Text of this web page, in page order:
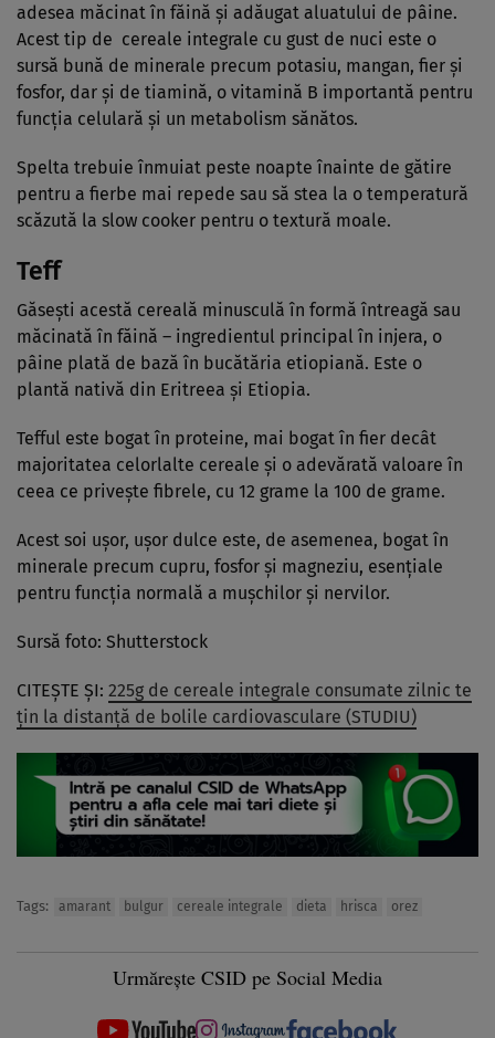
adesea măcinat în făină și adăugat aluatului de pâine.
Acest tip de cereale integrale cu gust de nuci este o
sursă bună de minerale precum potasiu, mangan, fier și
fosfor, dar și de tiamină, o vitamină B importantă pentru
funcția celulară și un metabolism sănătos.
Spelta trebuie înmuiat peste noapte înainte de gătire
pentru a fierbe mai repede sau să stea la o temperatură
scăzută la slow cooker pentru o textură moale.
Teff
Găsești acestă cereală minusculă în formă întreagă sau
măcinată în făină – ingredientul principal în injera, o
pâine plată de bază în bucătăria etiopiană. Este o
plantă nativă din Eritreea și Etiopia.
Tefful este bogat în proteine, mai bogat în fier decât
majoritatea celorlalte cereale și o adevărată valoare în
ceea ce privește fibrele, cu 12 grame la 100 de grame.
Acest soi ușor, ușor dulce este, de asemenea, bogat în
minerale precum cupru, fosfor și magneziu, esențiale
pentru funcția normală a mușchilor și nervilor.
Sursă foto: Shutterstock
CITEȘTE ȘI: 225g de cereale integrale consumate zilnic te
țin la distanță de bolile cardiovasculare (STUDIU)
Tags: amarant bulgur cereale integrale dieta hrisca orez
Urmărește CSID pe Social Media